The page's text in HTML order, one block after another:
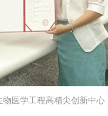
物医学工程高精尖创新中心